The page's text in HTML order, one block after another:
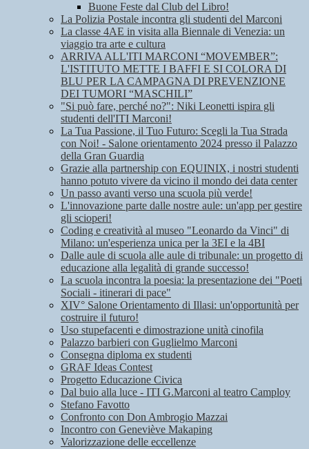
Buone Feste dal Club del Libro!
La Polizia Postale incontra gli studenti del Marconi
La classe 4AE in visita alla Biennale di Venezia: un
viaggio tra arte e cultura
ARRIVA ALL'ITI MARCONI “MOVEMBER”:
L'ISTITUTO METTE I BAFFI E SI COLORA DI
BLU PER LA CAMPAGNA DI PREVENZIONE
DEI TUMORI “MASCHILI”
"Si può fare, perché no?": Niki Leonetti ispira gli
studenti dell'ITI Marconi!
La Tua Passione, il Tuo Futuro: Scegli la Tua Strada
con Noi! - Salone orientamento 2024 presso il Palazzo
della Gran Guardia
Grazie alla partnership con EQUINIX, i nostri studenti
hanno potuto vivere da vicino il mondo dei data center
Un passo avanti verso una scuola più verde!
L'innovazione parte dalle nostre aule: un'app per gestire
gli scioperi!
Coding e creatività al museo "Leonardo da Vinci" di
Milano: un'esperienza unica per la 3EI e la 4BI
Dalle aule di scuola alle aule di tribunale: un progetto di
educazione alla legalità di grande successo!
La scuola incontra la poesia: la presentazione dei "Poeti
Sociali - itinerari di pace"
XIV° Salone Orientamento di Illasi: un'opportunità per
costruire il futuro!
Uso stupefacenti e dimostrazione unità cinofila
Palazzo barbieri con Guglielmo Marconi
Consegna diploma ex studenti
GRAF Ideas Contest
Progetto Educazione Civica
Dal buio alla luce - ITI G.Marconi al teatro Camploy
Stefano Favotto
Confronto con Don Ambrogio Mazzai
Incontro con Geneviève Makaping
Valorizzazione delle eccellenze